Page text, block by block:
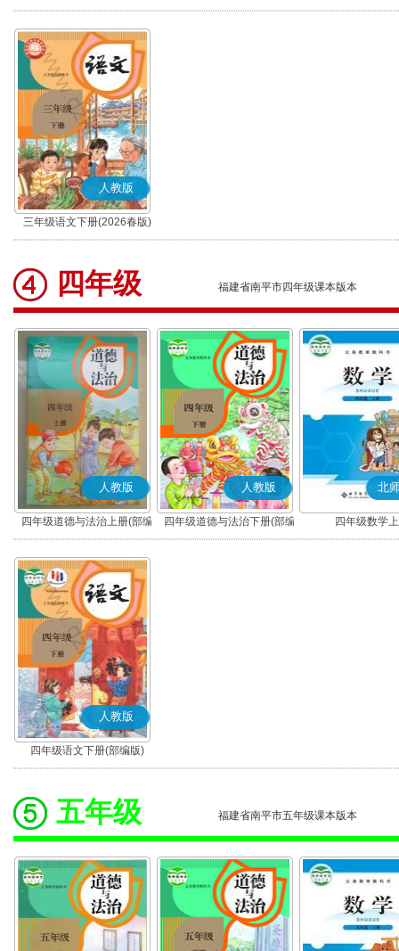
秋版)(部编版)
人教版
三年级语文下册(2026春版)
(部编版)
四年级 福建省南平市四年级课本版本
人教版
四年级道德与法治上册(部编
版)
人教版
四年级道德与法治下册(部编
版)
北
四年级数学
人教版
四年级语文下册(部编版)
五年级 福建省南平市五年级课本版本